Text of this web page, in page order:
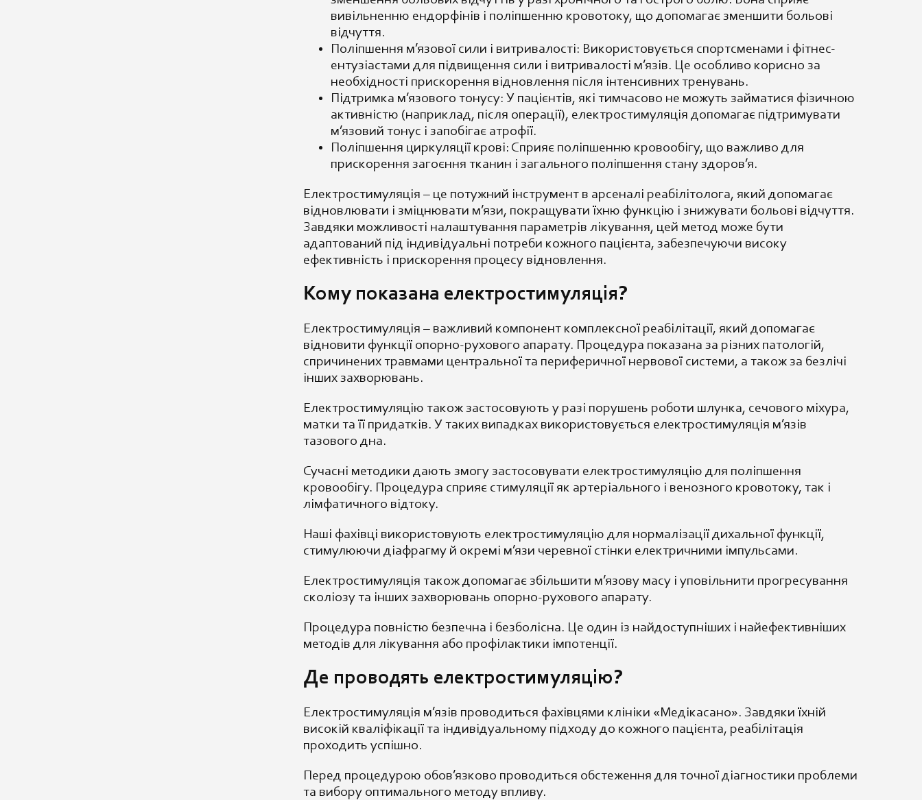
вивільненню ендорфінів і поліпшенню кровотоку, що допомагає зменшити больові
відчуття.
Поліпшення м’язової сили і витривалості: Використовується спортсменами і фітнес-
ентузіастами для підвищення сили і витривалості м’язів. Це особливо корисно за
необхідності прискорення відновлення після інтенсивних тренувань.
Підтримка м’язового тонусу: У пацієнтів, які тимчасово не можуть займатися фізичною
активністю (наприклад, після операції), електростимуляція допомагає підтримувати
м’язовий тонус і запобігає атрофії.
Поліпшення циркуляції крові: Сприяє поліпшенню кровообігу, що важливо для
прискорення загоєння тканин і загального поліпшення стану здоров’я.
Електростимуляція – це потужний інструмент в арсеналі реабілітолога, який допомагає
відновлювати і зміцнювати м’язи, покращувати їхню функцію і знижувати больові відчуття.
Завдяки можливості налаштування параметрів лікування, цей метод може бути
адаптований під індивідуальні потреби кожного пацієнта, забезпечуючи високу
ефективність і прискорення процесу відновлення.
Кому показана електростимуляція?
Електростимуляція – важливий компонент комплексної реабілітації, який допомагає
відновити функції опорно-рухового апарату. Процедура показана за різних патологій,
спричинених травмами центральної та периферичної нервової системи, а також за безлічі
інших захворювань.
Електростимуляцію також застосовують у разі порушень роботи шлунка, сечового міхура,
матки та її придатків. У таких випадках використовується електростимуляція м’язів
тазового дна.
Сучасні методики дають змогу застосовувати електростимуляцію для поліпшення
кровообігу. Процедура сприяє стимуляції як артеріального і венозного кровотоку, так і
лімфатичного відтоку.
Наші фахівці використовують електростимуляцію для нормалізації дихальної функції,
стимулюючи діафрагму й окремі м’язи черевної стінки електричними імпульсами.
Електростимуляція також допомагає збільшити м’язову масу і уповільнити прогресування
сколіозу та інших захворювань опорно-рухового апарату.
Процедура повністю безпечна і безболісна. Це один із найдоступніших і найефективніших
методів для лікування або профілактики імпотенції.
Де проводять електростимуляцію?
Електростимуляція м’язів проводиться фахівцями клініки «Медікасано». Завдяки їхній
високій кваліфікації та індивідуальному підходу до кожного пацієнта, реабілітація
проходить успішно.
Перед процедурою обов’язково проводиться обстеження для точної діагностики проблеми
та вибору оптимального методу впливу.